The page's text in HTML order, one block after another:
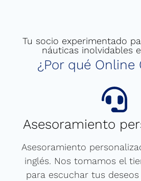
Tu socio experimentado
náuticas inolvidables
¿Por qué Online
Asesoramiento
Asesoramiento
inglés. Nos tomamos el
para escuchar tus